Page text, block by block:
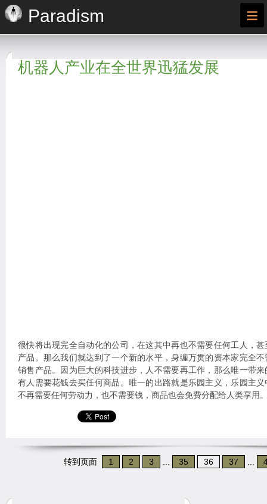
Paradism ≡
机器人产业在全世界迅猛发展
很快将出现完全自动化的公司，在这其中再也不需要任何工人，
产品。那么我们就达到了一个新的水平，身缠万贯的资本家完全
销售产品。因为巨大的科技进步，人不需要再工作，那么唯一带
有人需要花钱去买任何商品。唯一的出路就是乐园主义，乐园主
不再需要任何劳动力，也不需要钱，商品也会免费分配给人类享用
转到页面 1 2 3 35 36 37